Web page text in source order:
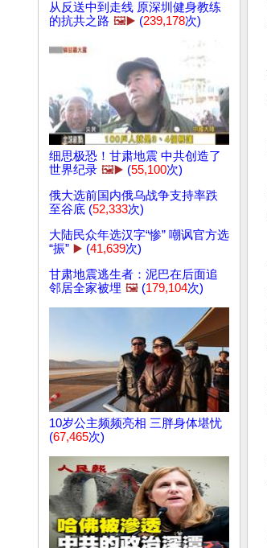
从反送中到走线 原深圳健身教练
的抗共之路 🖼️▶️ (239,178次)
细思极恐！甘肃地震 中共创造了
世界纪录 🖼️▶️ (55,100次)
俄大选前国内俄乌战争支持率跌
至谷底 (52,333次)
大陆民众年选汉字“惨” 嘲讽官方选
“振” ▶️ (41,639次)
甘肃地震逃生者：泥巴在后面追
邻居全家被埋 🖼️ (179,104次)
10岁公主频频亮相 三胖身体堪忧
(67,465次)